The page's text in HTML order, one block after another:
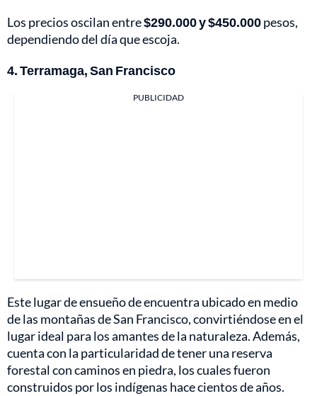
Los precios oscilan entre$290.000 y $450.000pesos,
dependiendo del día que escoja.
4. Terramaga, San Francisco
PUBLICIDAD
Este lugar de ensueño de encuentra ubicado en medio
de las montañas de San Francisco, convirtiéndose en el
lugar ideal para los amantes de la naturaleza. Además,
cuenta con la particularidad de tener una reserva
forestal con caminos en piedra, los cuales fueron
construidos por los indígenas hace cientos de años.